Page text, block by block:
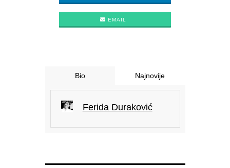
EMAIL
Bio Najnovije
Ferida Duraković